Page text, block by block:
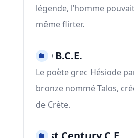
légende, l’homme
même flirter.
700 B.C.E.
Le poète grec Hésiode
bronze nommé Talos,
de Crète.